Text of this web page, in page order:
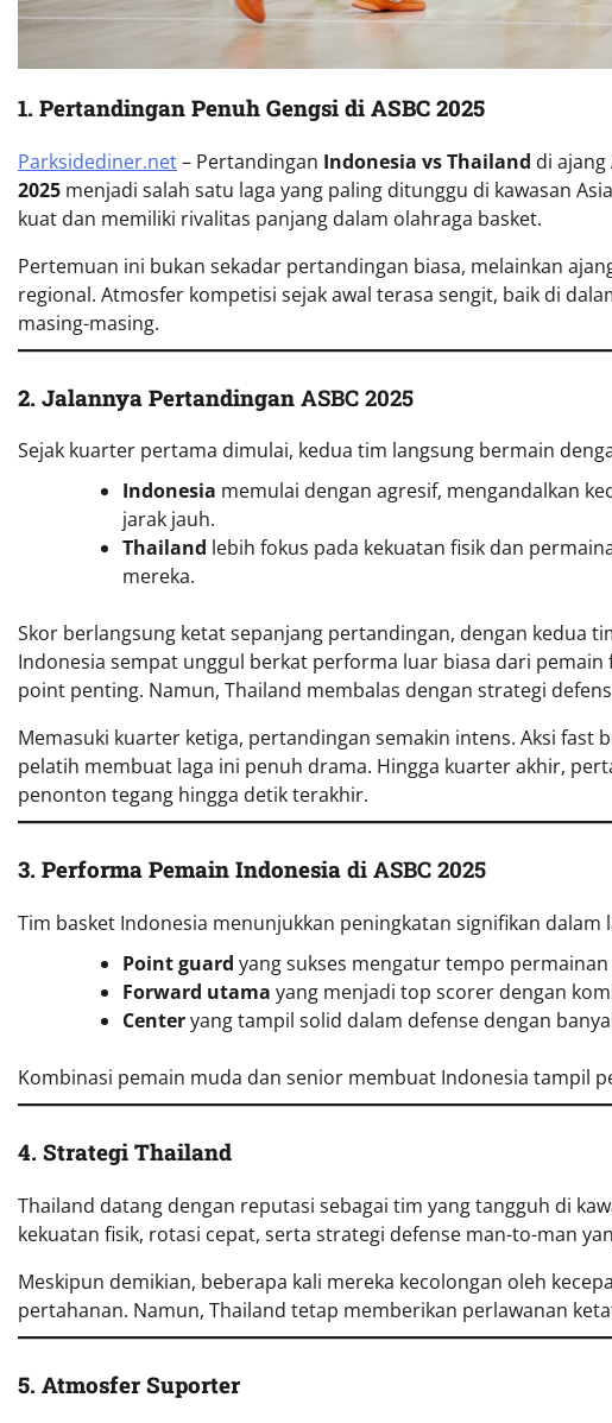
1. Pertandingan Penuh Gengsi di ASBC 2025
Parksidediner.net– Pertandingan Indonesia vs Thailand di ajang
2025 menjadi salah satu laga yang paling ditunggu di kawasan
kuat dan memiliki rivalitas panjang dalam olahraga basket.
Pertemuan ini bukan sekadar pertandingan biasa, melainkan
regional. Atmosfer kompetisi sejak awal terasa sengit, baik di
masing-masing.
2. Jalannya Pertandingan ASBC 2025
Sejak kuarter pertama dimulai, kedua tim langsung bermain
Indonesia memulai dengan agresif, mengandalkan
jarak jauh.
Thailand lebih fokus pada kekuatan fisik dan
mereka.
Skor berlangsung ketat sepanjang pertandingan, dengan kedua
Indonesia sempat unggul berkat performa luar biasa dari
point penting. Namun, Thailand membalas dengan strategi
Memasuki kuarter ketiga, pertandingan semakin intens. Aksi fast
pelatih membuat laga ini penuh drama. Hingga kuarter akhir,
penonton tegang hingga detik terakhir.
3. Performa Pemain Indonesia di ASBC 2025
Tim basket Indonesia menunjukkan peningkatan signifikan
Point guard yang sukses mengatur tempo
Forward utama yang menjadi top scorer dengan
Centeryang tampil solid dalam defense dengan
Kombinasi pemain muda dan senior membuat Indonesia tampil
4. Strategi Thailand
Thailand datang dengan reputasi sebagai tim yang tangguh di
kekuatan fisik, rotasi cepat, serta strategi defense man-to-man
Meskipun demikian, beberapa kali mereka kecolongan oleh
pertahanan. Namun, Thailand tetap memberikan perlawanan
5. Atmosfer Suporter